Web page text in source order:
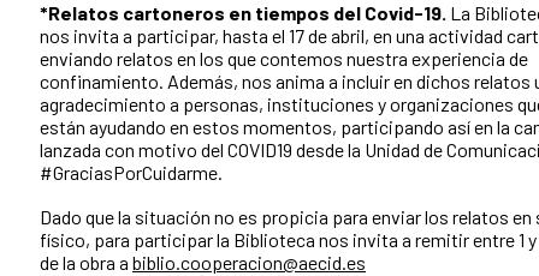
*Relatos cartoneros en tiempos del Covid-19. La
nos invita a participar, hasta el 17 de abril, en una actividad
enviando relatos en los que contemos nuestra experiencia de
confinamiento. Además, nos anima a incluir en dichos relatos
agradecimiento a personas, instituciones y organizaciones
están ayudando en estos momentos, participando así en la
lanzada con motivo del COVID19 desde la Unidad de
#GraciasPorCuidarme.
Dado que la situación no es propicia para enviar los relatos
físico, para participar la Biblioteca nos invita a remitir entre 1
de la obra a biblio.cooperacion@aecid.es